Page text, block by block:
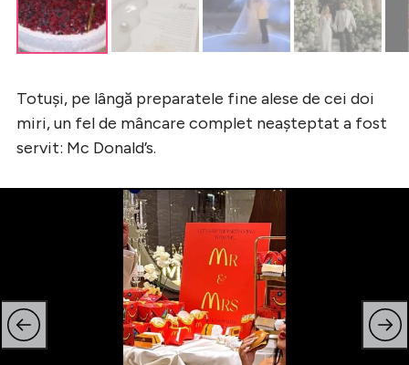
Totuși, pe lângă preparatele fine alese de cei doi
miri, un fel de mâncare complet neașteptat a fost
servit: Mc Donald’s.